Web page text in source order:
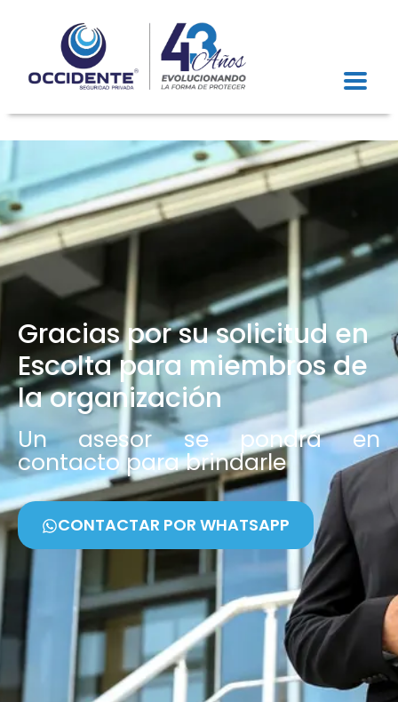
Gracias por su solicitud en
Escolta para miembros de
la organización
Un asesor se pondrá en
contacto para brindarle
CONTACTAR POR WHATSAPP